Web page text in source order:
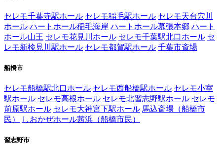
セレモ千葉寺駅ホール セレモ稲毛駅ホール セレモ天台穴川
ホール ハートホール稲毛海岸 ハートホール幕張本郷 ハート
ホール山王 セレモ花見川ホール セレモ千葉駅北口ホール セ
レモ新検見川駅ホール セレモ都賀駅ホール 千葉市斎場
船橋市
セレモ船橋駅北口ホール セレモ西船橋駅ホール セレモ小室
駅ホール セレモ高根ホール セレモ北習志野駅ホール セレモ
前原駅ホール セレモ大神宮下駅ホール 馬込斎場（船橋市
民）
しおかぜホール茜浜（船橋市民）
習志野市